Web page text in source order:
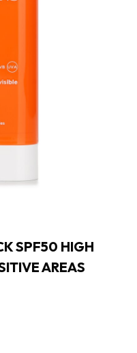
SPF50 HIGH
AREAS